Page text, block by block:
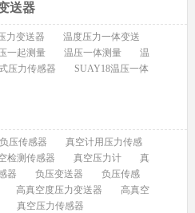
送器
力变送器
温度压力一体变送
一起测量 温压一体测量
温
压力传感器
SUAY18温压一体
压传感器
真空计用压力传感
检测传感器 真空压力计
真
器 负压变送器
负压传感
高真空度压力变送器
高真空
真空压力传感器